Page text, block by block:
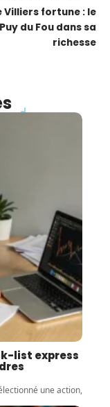
Villiers fortune : le
du Fou dans sa
richesse
list express
une action,